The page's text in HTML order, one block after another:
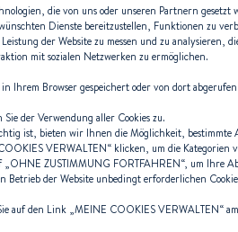
Konfigurationen oder
Konfiguration.
die von uns oder unseren Partnern gesetzt
Dienste bereitzustellen, Funktionen zu
der Website zu messen und zu analysieren,
mit sozialen Netzwerken zu ermöglichen.
Ihrem Browser gespeichert oder von dort
Sie der Verwendung aller Cookies zu.
ist, bieten wir Ihnen die Möglichkeit, bestimmte
VERWALTEN“ klicken, um die Kategorien
„OHNE ZUSTIMMUNG FORTFAHREN“, um Ihre
Betrieb der Website unbedingt erforderlichen
auf den Link „MEINE COOKIES VERWALTEN“